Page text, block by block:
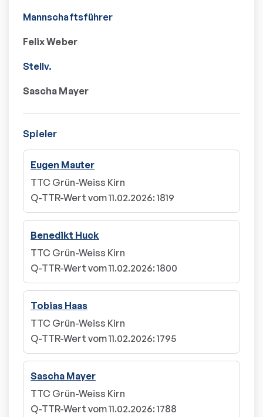
Mannschaftsführer
Felix Weber
Stellv.
Sascha Mayer
Spieler
Eugen Mauter
TTC Grün-Weiss Kirn
Q-TTR-Wert vom 11.02.2026: 1819
Benedikt Huck
TTC Grün-Weiss Kirn
Q-TTR-Wert vom 11.02.2026: 1800
Tobias Haas
TTC Grün-Weiss Kirn
Q-TTR-Wert vom 11.02.2026: 1795
Sascha Mayer
TTC Grün-Weiss Kirn
Q-TTR-Wert vom 11.02.2026: 1788